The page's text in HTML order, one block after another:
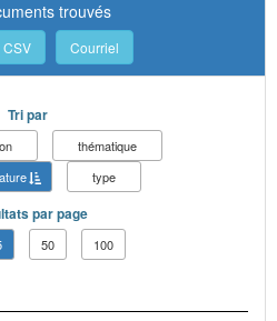
trouvés
CSV Courriel
Tri par
thématique
type
par page
50 100